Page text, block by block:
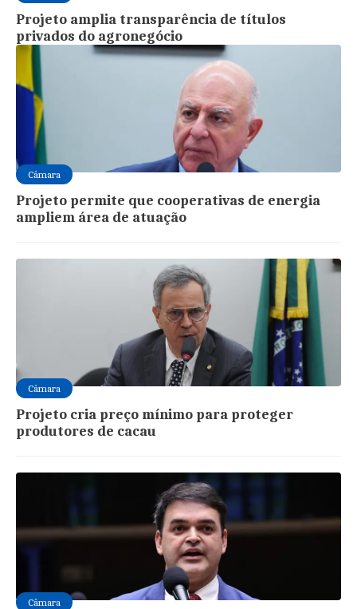
Projeto amplia transparência de títulos
privados do agronegócio
Câmara
Projeto permite que cooperativas de energia
ampliem área de atuação
Câmara
Projeto cria preço mínimo para proteger
produtores de cacau
Câmara